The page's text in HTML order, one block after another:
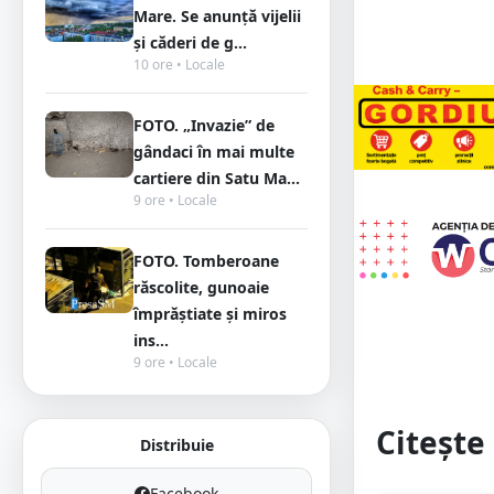
Mare. Se anunță vijelii
și căderi de g...
10 ore • Locale
FOTO. „Invazie” de
gândaci în mai multe
cartiere din Satu Ma...
9 ore • Locale
FOTO. Tomberoane
răscolite, gunoaie
împrăștiate și miros
ins...
9 ore • Locale
Distribuie Citește